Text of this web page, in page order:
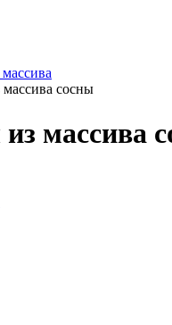
сосны
массива